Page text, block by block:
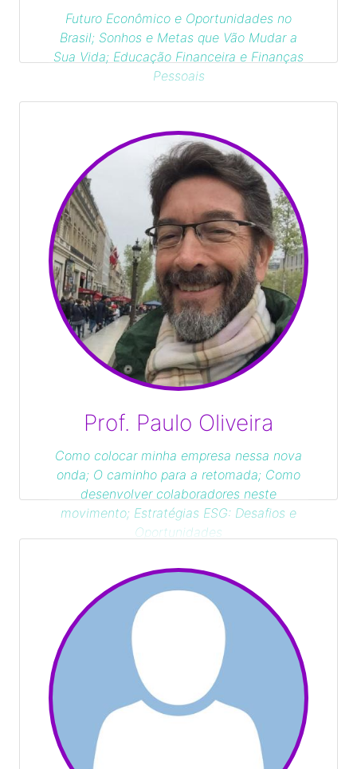
Futuro Econômico e Oportunidades no
Brasil; Sonhos e Metas que Vão Mudar a
Sua Vida; Educação Financeira e Finanças
Pessoais
Prof. Paulo Oliveira
Como colocar minha empresa nessa nova
onda; O caminho para a retomada; Como
desenvolver colaboradores neste
movimento; Estratégias ESG: Desafios e
Oportunidades